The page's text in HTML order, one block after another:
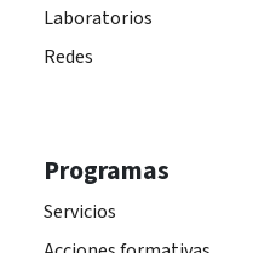
Laboratorios
Redes
Programas
Servicios